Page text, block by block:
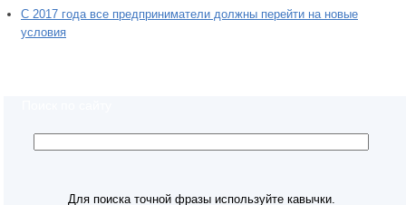
С 2017 года все предприниматели должны перейти на новые
условия
Для поиска точной фразы используйте кавычки.